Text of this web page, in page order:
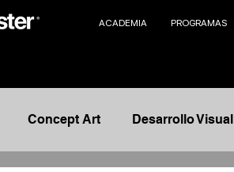
ACADEMIA PROGRAMAS
Concept Art Desarrollo Visual